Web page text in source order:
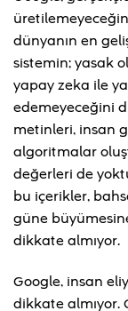
dünyanın en
sistemin; yasak
yapay zeka ile
edemeyeceğini
metinleri, insan
algoritmalar
değerleri de
bu içerikler,
güne
dikkate almıyor.
Google, insan
dikkate almıyor.